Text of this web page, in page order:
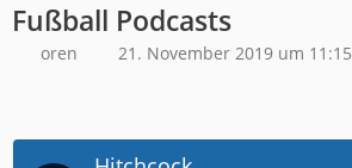
Fußball Podcasts
oren 21. November 2019 um 11:15